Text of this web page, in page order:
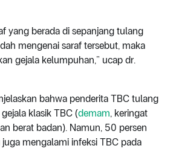
yang berada di sepanjang tulang
mengenai saraf tersebut, maka
gejala kelumpuhan,” ucap dr.
bahwa penderita TBC tulang
klasik TBC (demam, keringat
berat badan). Namun, 50 persen
mengalami infeksi TBC pada